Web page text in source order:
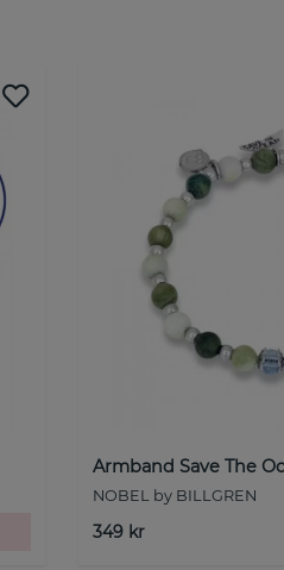
vision är att
Därför kan de
by Billgren är
detalj - från
för att
tillsammans!
NOBEL by
Varumärket
silversmycken
Johan Billgren
smycken för män.
Armband Save The
NOBEL by BILLGREN
349 kr